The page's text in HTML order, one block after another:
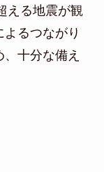
える地震が観
るつながり
十分な備え